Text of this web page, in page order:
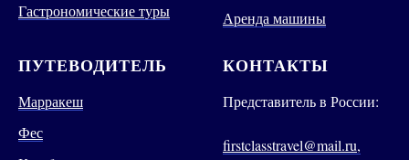
Гастрономические туры
Аренда машины
ПУТЕВОДИТЕЛЬ
Марракеш
Фес
КОНТАКТЫ
Представитель в России:
firstclasstravel@mail.ru,